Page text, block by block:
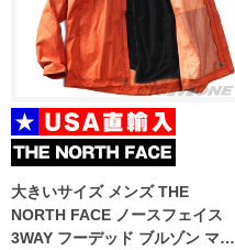
大きいサイズ メンズ THE
NORTH FACE ノースフェイス
3WAY フーデッド ブルゾン マウ